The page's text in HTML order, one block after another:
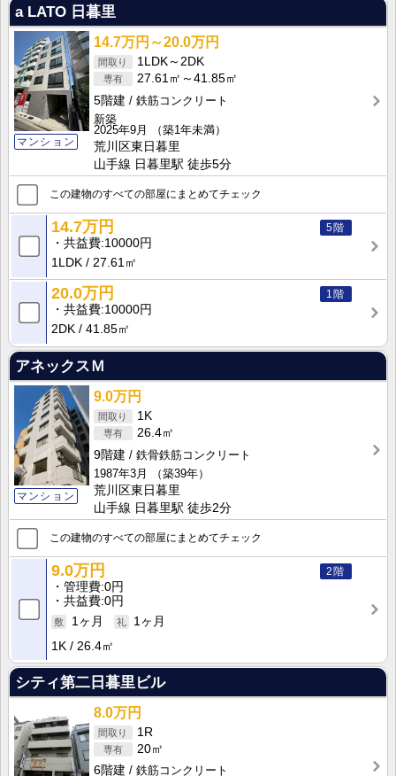
a LATO 日暮里
マンション
14.7万円～20.0万円
1LDK～2DK
27.61㎡～41.85㎡
5階建
鉄筋コンクリート
新築
2025年9月
（築1年未満）
荒川区東日暮里
山手線 日暮里駅 徒歩5分
この建物のすべての部屋にまとめてチェック
5階
14.7万円
共益費 10000円
1LDK
27.61㎡
1階
20.0万円
共益費 10000円
2DK
41.85㎡
アネックスＭ
マンション
9.0万円
1K
26.4㎡
9階建
鉄骨鉄筋コンクリート
1987年3月
（築39年）
荒川区東日暮里
山手線 日暮里駅 徒歩2分
この建物のすべての部屋にまとめてチェック
2階
9.0万円
管理費 0円
共益費 0円
1ヶ月
1ヶ月
1K
26.4㎡
シティ第二日暮里ビル
8.0万円
1R
20㎡
6階建
鉄筋コンクリート